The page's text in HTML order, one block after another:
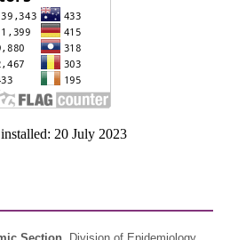
20 July 2023